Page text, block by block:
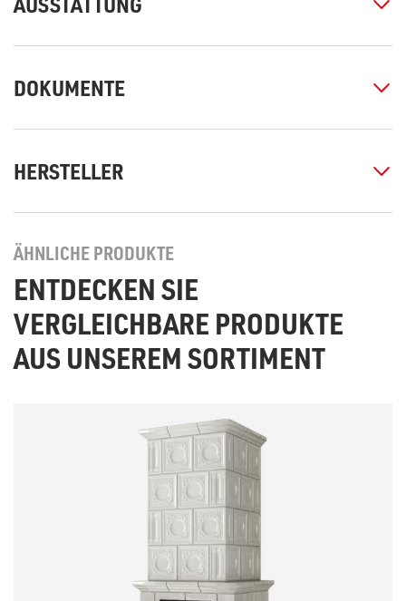
DOKUMENTE
HERSTELLER
ÄHNLICHE PRODUKTE
ENTDECKEN SIE
VERGLEICHBARE PRODUKTE
AUS UNSEREM SORTIMENT